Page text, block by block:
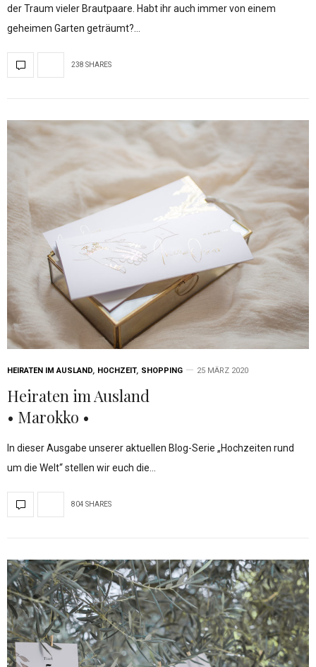
der Traum vieler Brautpaare. Habt ihr auch immer von einem
geheimen Garten geträumt?…
238 SHARES
HEIRATEN IM AUSLAND, HOCHZEIT, SHOPPING 25 MÄRZ 2020
Heiraten im Ausland
• Marokko •
In dieser Ausgabe unserer aktuellen Blog-Serie „Hochzeiten rund
um die Welt“ stellen wir euch die…
804 SHARES